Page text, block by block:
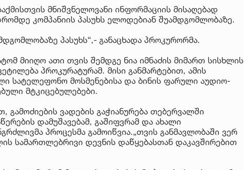
მნიშვნელოვანი ინფორმაციის მისაღებად
კომპანიის პასუხს ელოდებიან შუამდგომლობაზე.
პასუხს“,- განაცხადა პროკურორმა.
მიიღო ათი თვის შემდგე ნია იმნაძის მიმართ სისხლის
პროკურატურამ. მისი განმარტებით, ამის
სატელეფონო მოსმენებისა და ბინის ფარული აუდიო-
მტკიცებულებები.
გამოძიების ვადების გაჭიანურება თებერვალში
დამუშავებამ, გაშიფვრამ და ახალი
პროცესმა გამოიწვია.„თვის განმავლობაში ვერ
სამართლებრივი დევნის დაწყებასთან დაკავშირებით